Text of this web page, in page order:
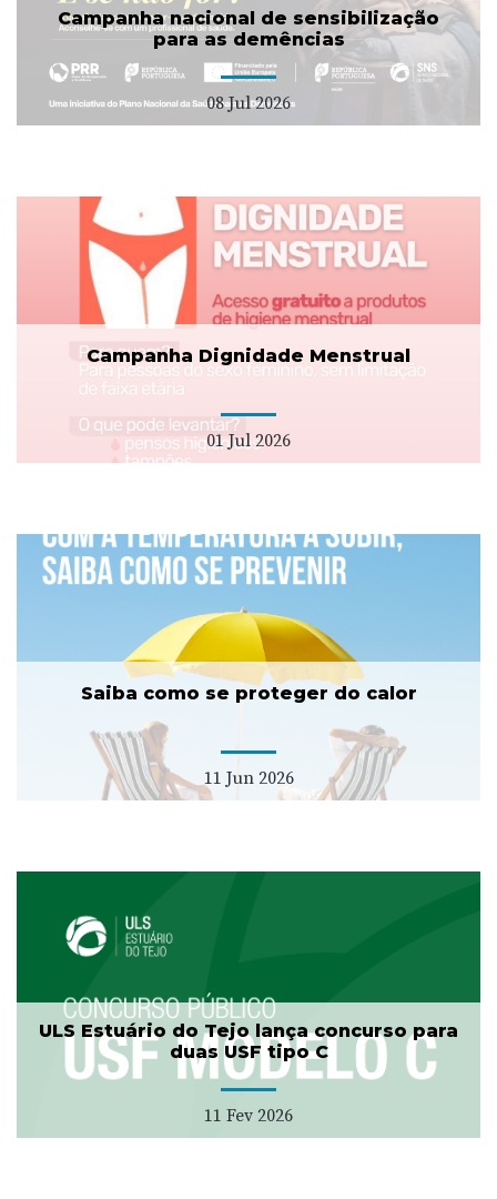
Campanha nacional de sensibilização
para as demências
08 Jul 2026
Campanha Dignidade Menstrual
01 Jul 2026
Saiba como se proteger do calor
11 Jun 2026
ULS Estuário do Tejo lança concurso para
duas USF tipo C
11 Fev 2026